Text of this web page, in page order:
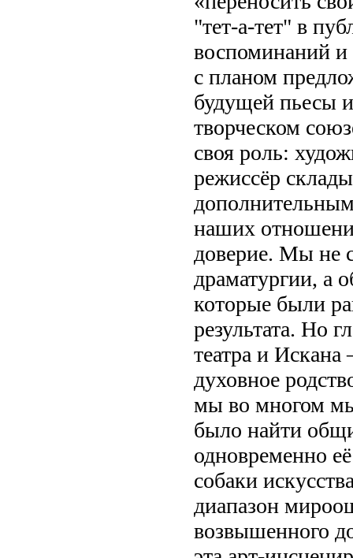
"тет-а-тет" в
воспоминаний и
с планом
будущей пьесы
творческом
своя роль:
режиссёр
наших
доверие. Мы не
драматургии, а
которые были
результата. Но
театра и
духовное
мы во многом
было найти
одновременно
собаки
диапазон
возвышенного